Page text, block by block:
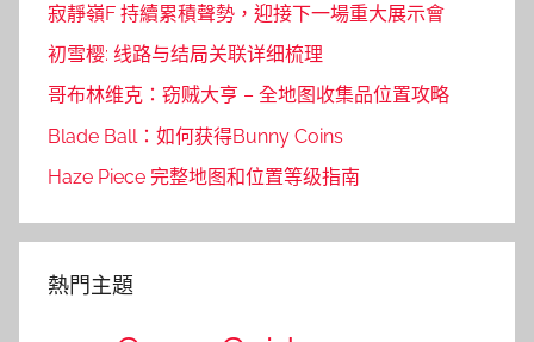
寂靜嶺F 持續累積聲勢，迎接下一場重大展示會
初雪樱: 线路与结局关联详细梳理
哥布林维克：窃贼大亨 – 全地图收集品位置攻略
Blade Ball：如何获得Bunny Coins
Haze Piece 完整地图和位置等级指南
熱門主題